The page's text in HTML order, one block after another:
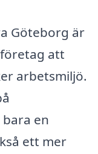
Göteborg är
att
arbetsmiljö.
en
ett mer